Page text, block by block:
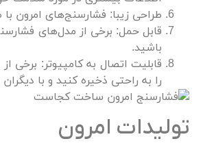
طراحی زیبا: فشارسنج‌های امرون
قابل حمل: برخی از مدل‌های
باشید.
قابلیت اتصال به کامپیوتر: برخی
را به راحتی ذخیره کنید و با
تولیدات امرون